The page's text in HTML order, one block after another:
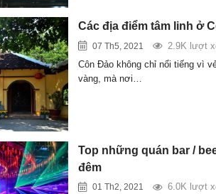
Các địa điểm tâm linh ở
07 Th5, 2021
2.9K lượt
Côn Đảo không chỉ nổi tiếng vì
vàng, mà nơi…
Top những quán bar /
đêm
01 Th2, 2021
6.0K lượt